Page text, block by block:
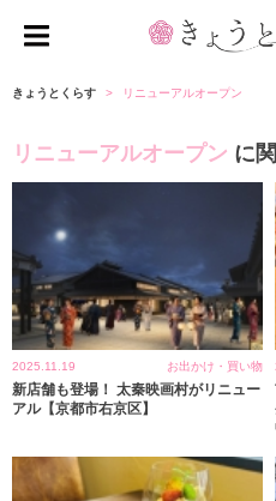
ょ
と
く
きょうとくらす リニューアルオープン
リニューアルオープン に
2025.11.19 お出かけ・買い物
新店舗も登場！ 太秦映画村がリニュー
アル【京都市右京区】